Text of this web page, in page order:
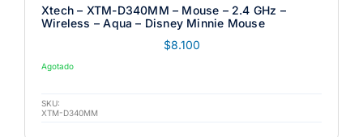
Xtech – XTM-D340MM – Mouse – 2.4 GHz –
Wireless – Aqua – Disney Minnie Mouse
$8.100
Agotado
SKU:
XTM-D340MM